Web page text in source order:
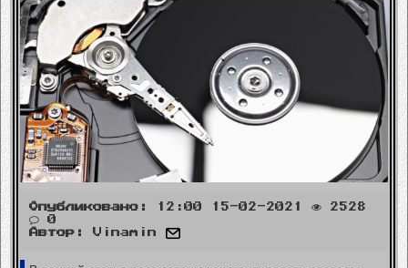
Опубликовано: 12:00 15-02-2021
2528
0
Автор:
Vinamin